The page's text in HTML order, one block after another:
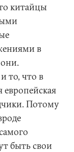
китайцы
в
то, что в
европейская
Потому
быть свои